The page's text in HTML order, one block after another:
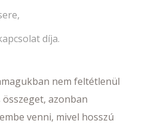
díja.
nem feltétlenül
azonban
venni, mivel hosszú